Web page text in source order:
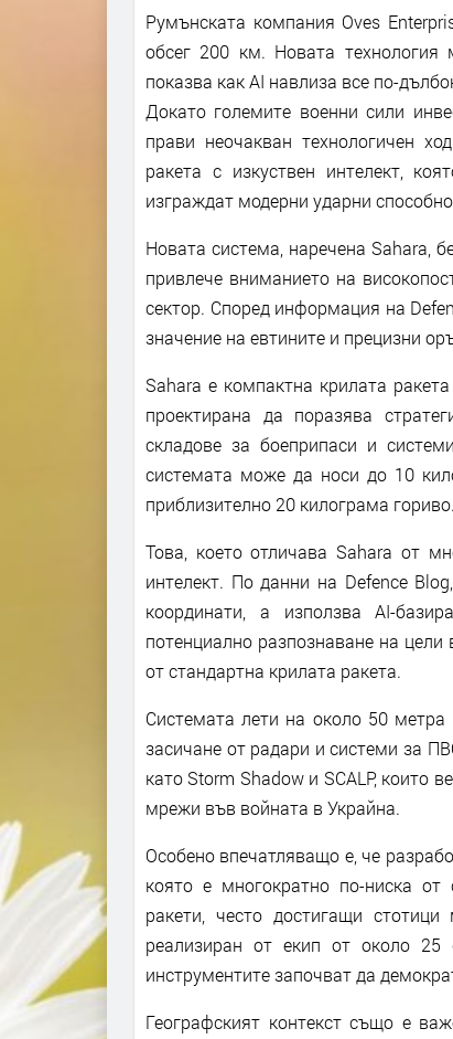
Румънската компания Oves
обсег 200 км. Новата
показва как AI навлиза все по-
Докато големите военни сили
прави неочакван технологичен
ракета с изкуствен интелект,
изграждат модерни ударни
Новата система, наречена Sahara,
привлече вниманието на
сектор. Според информация на
значение на евтините и прецизни
Sahara е компактна крилата
проектирана да поразява
складове за боеприпаси и
системата може да носи до 10
приблизително 20 килограма гориво.
Това, което отличава Sahara от
интелект. По данни на Defence
координати, а използва AI-
потенциално разпознаване на
от стандартна крилата ракета.
Системата лети на около 50
засичане от радари и системи за
като Storm Shadow и SCALP, които
мрежи във войната в Украйна.
Особено впечатляващо е, че
която е многократно по-ниска от
ракети, често достигащи
реализиран от екип от около 25
инструментите започват да
Географският контекст също е